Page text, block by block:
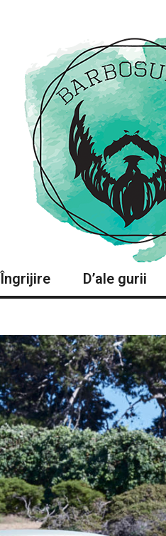
Îngrijire D’ale gurii